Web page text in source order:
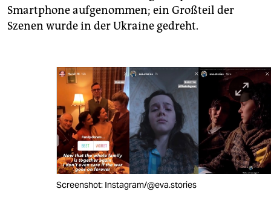
Smartphone aufgenommen; ein Großteil der
Szenen wurde in der Ukraine gedreht.
Screenshot: Instagram/@eva.stories